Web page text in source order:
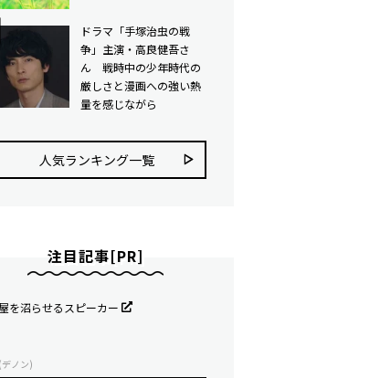
ドラマ「手塚治虫の戦
争」主演・高良健吾さ
ん 戦時中の少年時代の
厳しさと漫画への強い熱
量を感じながら
人気ランキング⼀覧
注目記事[PR]
を沼らせるスピーカー
デノン)